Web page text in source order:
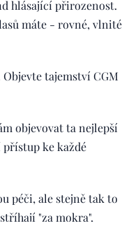
hlásající přirozenost.
máte - rovné, vlnité
tajemství CGM
objevovat ta nejlepší
ke každé
péči, ale stejně tak to
"za mokra",